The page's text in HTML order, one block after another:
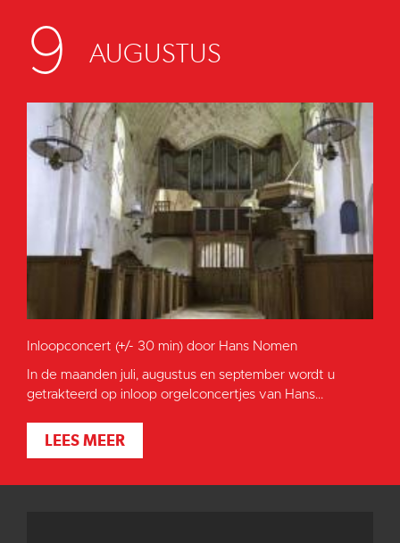
9 AUGUSTUS
Inloopconcert (+/- 30 min) door Hans Nomen
In de maanden juli, augustus en september wordt u
getrakteerd op inloop orgelconcertjes van Hans...
LEES MEER